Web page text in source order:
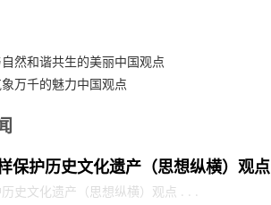
然和谐共生的美丽中国观点
万千的魅力中国观点
保护历史文化遗产（思想纵横）观点
史文化遗产（思想纵横）观点 . . .